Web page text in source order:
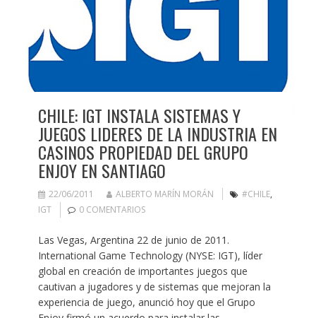
CHILE: IGT INSTALA SISTEMAS Y
JUEGOS LIDERES DE LA INDUSTRIA EN
CASINOS PROPIEDAD DEL GRUPO
ENJOY EN SANTIAGO
22/06/2011 ALBERTO MARÍN MORÁN #CHILE,
IGT
0 COMENTARIOS
Las Vegas, Argentina 22 de junio de 2011.
International Game Technology (NYSE: IGT), líder
global en creación de importantes juegos que
cautivan a jugadores y de sistemas que mejoran la
experiencia de juego, anunció hoy que el Grupo